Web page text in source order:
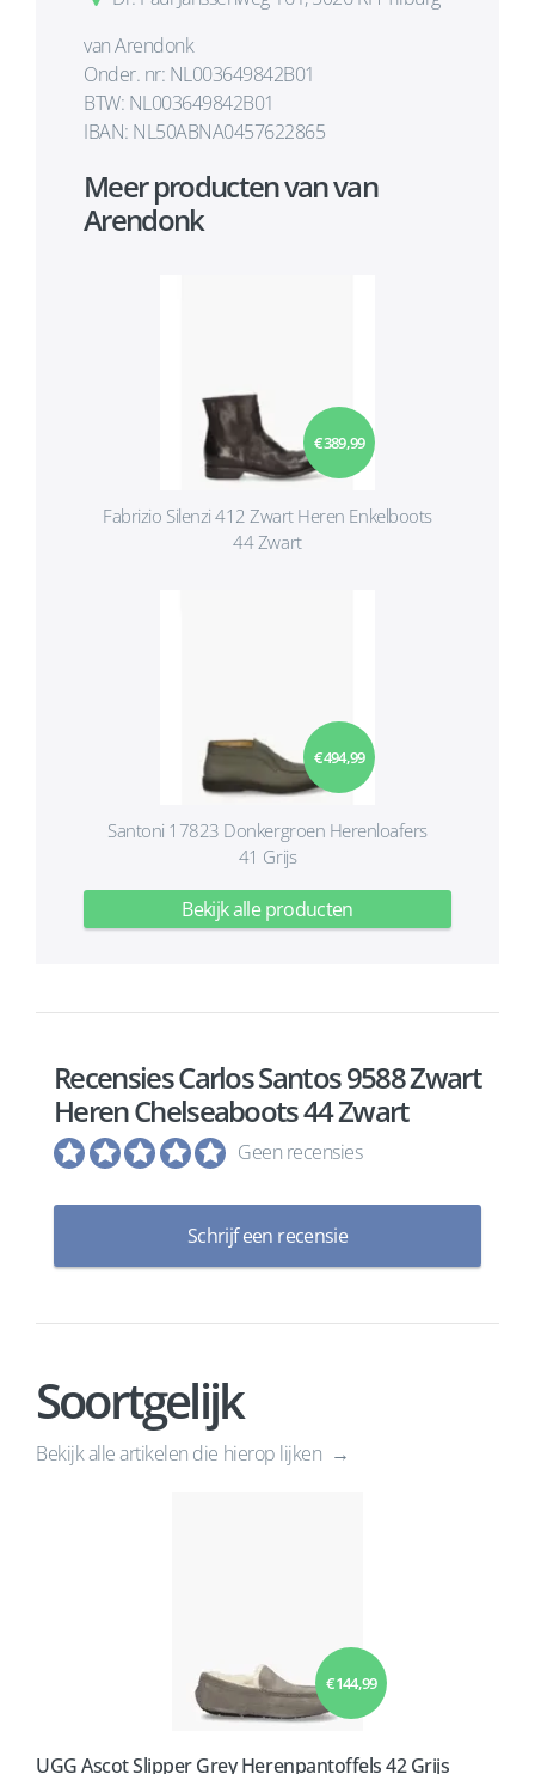
van Arendonk
Onder. nr: NL003649842B01
BTW: NL003649842B01
IBAN: NL50ABNA0457622865
Meer producten van van
Arendonk
€ 389,99
Fabrizio Silenzi 412 Zwart Heren Enkelboots
44 Zwart
€ 494,99
Santoni 17823 Donkergroen Herenloafers
41 Grijs
Bekijk alle producten
Recensies Carlos Santos 9588 Zwart
Heren Chelseaboots 44 Zwart
Geen recensies
Schrijf een recensie
Soortgelijk
Bekijk alle artikelen die hierop lijken
€ 144,99
UGG Ascot Slipper Grey Herenpantoffels 42 Grijs